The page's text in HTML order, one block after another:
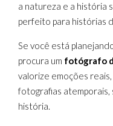
a natureza e a história
perfeito para histórias
Se você está
procura um fotógrafo
valorize emoções
fotografias atemporais,
história.